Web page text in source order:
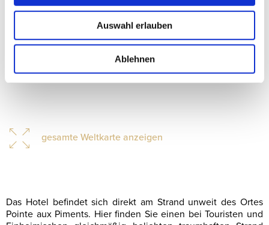
Auswahl erlauben
Ablehnen
gesamte Weltkarte anzeigen
Das Hotel befindet sich direkt am Strand unweit des Ortes
Pointe aux Piments. Hier finden Sie einen bei Touristen und